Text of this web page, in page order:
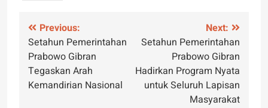
Post
navigation
Previous:
Setahun Pemerintahan
Prabowo Gibran
Tegaskan Arah
Kemandirian Nasional
Next:
Setahun Pemerintahan
Prabowo Gibran
Hadirkan Program Nyata
untuk Seluruh Lapisan
Masyarakat